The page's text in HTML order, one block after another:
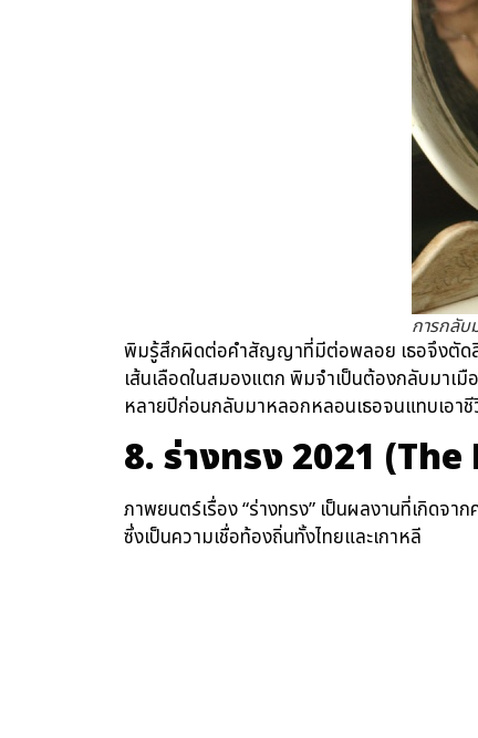
การกลั
พิมรู้สึกผิดต่อคำสัญญาที่มีต่อพลอย เธอจึงตัดสิ
เส้นเลือดในสมองแตก พิมจำเป็นต้องกลับมา
หลายปีก่อนกลับมาหลอกหลอนเธอจนแทบเอา
8. ร่างทรง 2021
ภาพยนตร์เรื่อง “ร่างทรง” เป็นผลงานที่เกิดจา
ซึ่งเป็นความเชื่อท้องถิ่นทั้งไทยและเกาหลี